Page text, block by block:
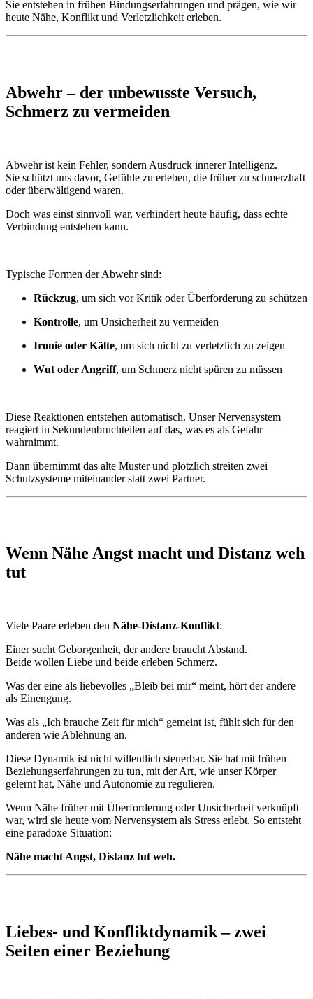
Sie entstehen in frühen Bindungserfahrungen und prägen, wie wir
heute Nähe, Konflikt und Verletzlichkeit erleben.
Abwehr – der unbewusste Versuch,
Schmerz zu vermeiden
Abwehr ist kein Fehler, sondern Ausdruck innerer Intelligenz.
Sie schützt uns davor, Gefühle zu erleben, die früher zu schmerzhaft
oder überwältigend waren.
Doch was einst sinnvoll war, verhindert heute häufig, dass echte
Verbindung entstehen kann.
Typische Formen der Abwehr sind:
Rückzug, um sich vor Kritik oder Überforderung zu schützen
Kontrolle, um Unsicherheit zu vermeiden
Ironie oder Kälte, um sich nicht zu verletzlich zu zeigen
Wut oder Angriff, um Schmerz nicht spüren zu müssen
Diese Reaktionen entstehen automatisch. Unser Nervensystem
reagiert in Sekundenbruchteilen auf das, was es als Gefahr
wahrnimmt.
Dann übernimmt das alte Muster und plötzlich streiten zwei
Schutzsysteme miteinander statt zwei Partner.
Wenn Nähe Angst macht und Distanz weh
tut
Viele Paare erleben den Nähe-Distanz-Konflikt:
Einer sucht Geborgenheit, der andere braucht Abstand.
Beide wollen Liebe und beide erleben Schmerz.
Was der eine als liebevolles „Bleib bei mir“ meint, hört der andere
als Einengung.
Was als „Ich brauche Zeit für mich“ gemeint ist, fühlt sich für den
anderen wie Ablehnung an.
Diese Dynamik ist nicht willentlich steuerbar. Sie hat mit frühen
Beziehungserfahrungen zu tun, mit der Art, wie unser Körper
gelernt hat, Nähe und Autonomie zu regulieren.
Wenn Nähe früher mit Überforderung oder Unsicherheit verknüpft
war, wird sie heute vom Nervensystem als Stress erlebt. So entsteht
eine paradoxe Situation:
Nähe macht Angst, Distanz tut weh.
Liebes- und Konfliktdynamik – zwei
Seiten einer Beziehung